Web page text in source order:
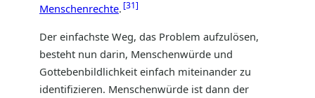
Menschenrechte. 31
Der einfachste Weg, das Problem aufzulösen,
besteht nun darin, Menschenwürde und
Gottebenbildlichkeit einfach miteinander zu
identifizieren. Menschenwürde ist dann der